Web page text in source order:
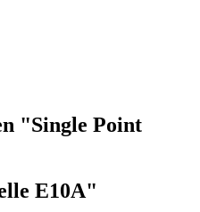
"Single Point
E10A"